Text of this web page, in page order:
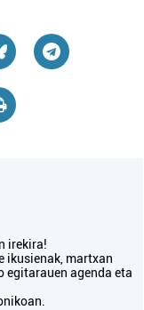
irekira!
ikusienak, martxan
egitarauen agenda eta